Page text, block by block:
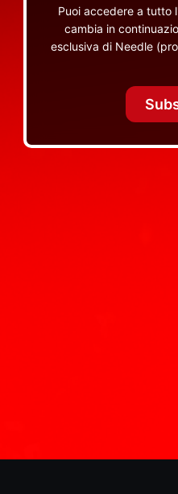
Puoi accedere a tutto
cambia in
esclusiva di Needle
TV non visibili da